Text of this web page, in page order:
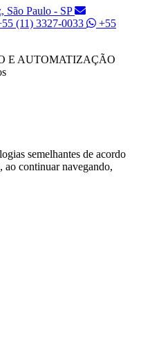
São Paulo - SP
(11) 3327-0033
+55
E AUTOMATIZAÇÃO
semelhantes de acordo
ao continuar navegando,